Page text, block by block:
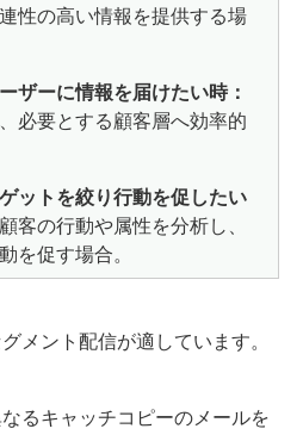
性の高い情報を提供する場
ザーに情報を届けたい時：
必要とする顧客層へ効率的
ットを絞り行動を促したい
客の行動や属性を分析し、
を促す場合。
メント配信が適しています。
るキャッチコピーのメールを